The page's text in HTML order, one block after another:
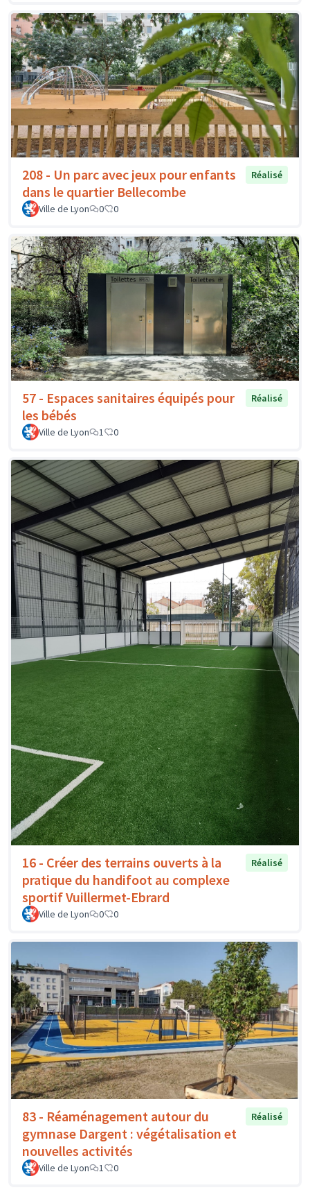
208 - Un parc avec jeux pour enfants
dans le quartier Bellecombe
Réalisé
Ville de Lyon 0 0
57 - Espaces sanitaires équipés pour
les bébés
Réalisé
Ville de Lyon 1 0
16 - Créer des terrains ouverts à la
pratique du handifoot au complexe
sportif Vuillermet-Ebrard
Réalisé
Ville de Lyon 0 0
83 - Réaménagement autour du
gymnase Dargent : végétalisation et
nouvelles activités
Réalisé
Ville de Lyon 1 0